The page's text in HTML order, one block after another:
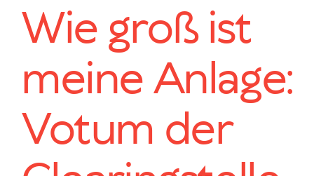
Wie groß ist
meine Anlage:
Votum der